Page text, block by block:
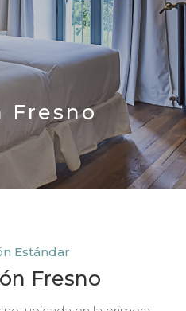
Fresno
Estándar
Fresno